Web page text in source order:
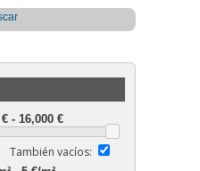
También vacíos: